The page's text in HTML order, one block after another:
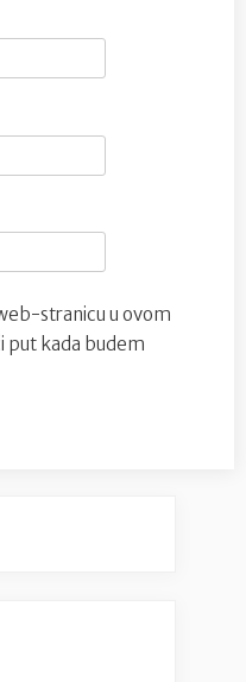
stranicu u ovom
put kada budem